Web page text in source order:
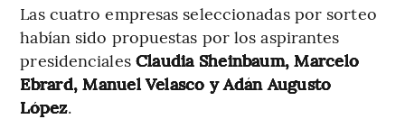
Las cuatro empresas seleccionadas por sorteo
habían sido propuestas por los aspirantes
presidenciales Claudia Sheinbaum, Marcelo
Ebrard, Manuel Velasco y Adán Augusto
López.